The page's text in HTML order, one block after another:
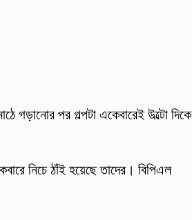
পর গল্পটা একেবারেই উল্টো দিকে
নিচে ঠাঁই হয়েছে তাদের। বিপিএল